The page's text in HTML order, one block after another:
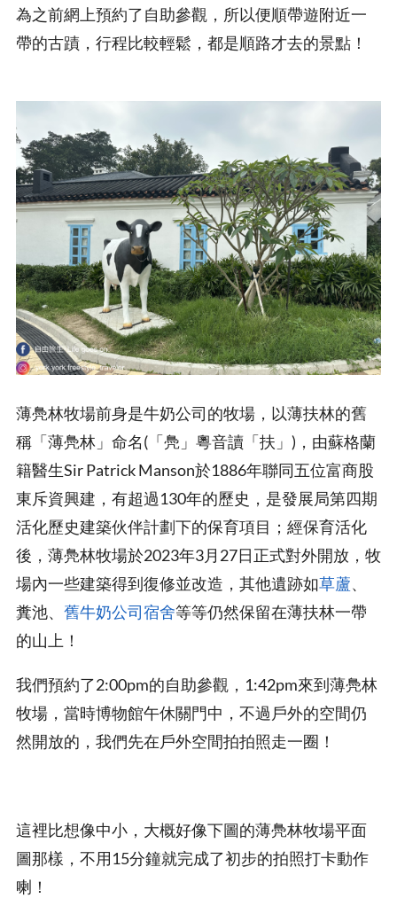
為之前網上預約了自助參觀，所以便順帶遊附近一
帶的古蹟，行程比較輕鬆，都是順路才去的景點！
薄鳧林牧場前身是牛奶公司的牧場，以薄扶林的舊
稱「薄鳧林」命名(「鳧」粵音讀「扶」)，由蘇格蘭
籍醫生Sir Patrick Manson於1886年聯同五位富商股
東斥資興建，有超過130年的歷史，是發展局第四期
活化歷史建築伙伴計劃下的保育項目；經保育活化
後，薄鳧林牧場於2023年3月27日正式對外開放，牧
場內一些建築得到復修並改造，其他遺跡如草蘆、
糞池、 舊牛奶公司宿舍等等仍然保留在薄扶林一帶
的山上！
我們預約了2:00pm的自助參觀，1:42pm來到薄鳧林
牧場，當時博物館午休關門中，不過戶外的空間仍
然開放的，我們先在戶外空間拍拍照走一圈！
這裡比想像中小，大概好像下圖的薄鳧林牧場平面
圖那樣，不用15分鐘就完成了初步的拍照打卡動作
喇！